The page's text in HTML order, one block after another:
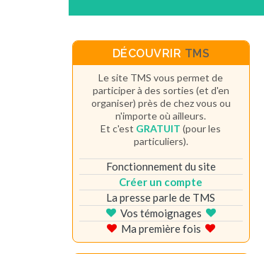
DÉCOUVRIR TMS
Le site TMS vous permet de
participer à des sorties (et d'en
organiser) près de chez vous ou
n'importe où ailleurs.
Et c'est GRATUIT (pour les
particuliers).
Fonctionnement du site
Créer un compte
La presse parle de TMS
Vos témoignages
Ma première fois